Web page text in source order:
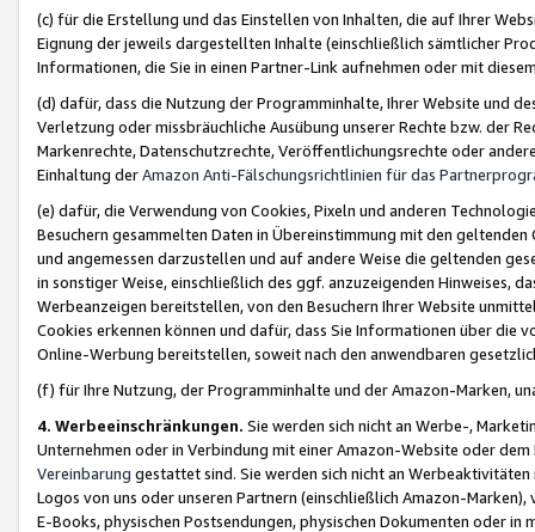
(c) für die Erstellung und das Einstellen von Inhalten, die auf Ihrer
Eignung der jeweils dargestellten Inhalte (einschließlich sämtlicher
Informationen, die Sie in einen Partner-Link aufnehmen oder mit
(d) dafür, dass die Nutzung der Programminhalte, Ihrer Website und
Verletzung oder missbräuchliche Ausübung unserer Rechte bzw. der
Markenrechte, Datenschutzrechte, Veröffentlichungsrechte oder
Einhaltung derAmazon Anti-Fälschungsrichtlinien für das
(e) dafür, die Verwendung von Cookies, Pixeln und anderen
Besuchern gesammelten Daten in Übereinstimmung mit den
und angemessen darzustellen und auf andere Weise die geltenden
in sonstiger Weise, einschließlich des ggf. anzuzeigenden Hinweises,
Werbeanzeigen bereitstellen, von den Besuchern Ihrer Website
Cookies erkennen können und dafür, dass Sie Informationen über die
Online-Werbung bereitstellen, soweit nach den anwendbaren
(f) für Ihre Nutzung, der Programminhalte und der Amazon-Marken,
4. Werbeeinschränkungen. Sie werden sich nicht an Werbe-,
Unternehmen oder in Verbindung mit einer Amazon-Website oder
Vereinbarung gestattet sind. Sie werden sich nicht an
Logos von uns oder unseren Partnern (einschließlich Amazon-
E-Books, physischen Postsendungen, physischen Dokumenten oder in